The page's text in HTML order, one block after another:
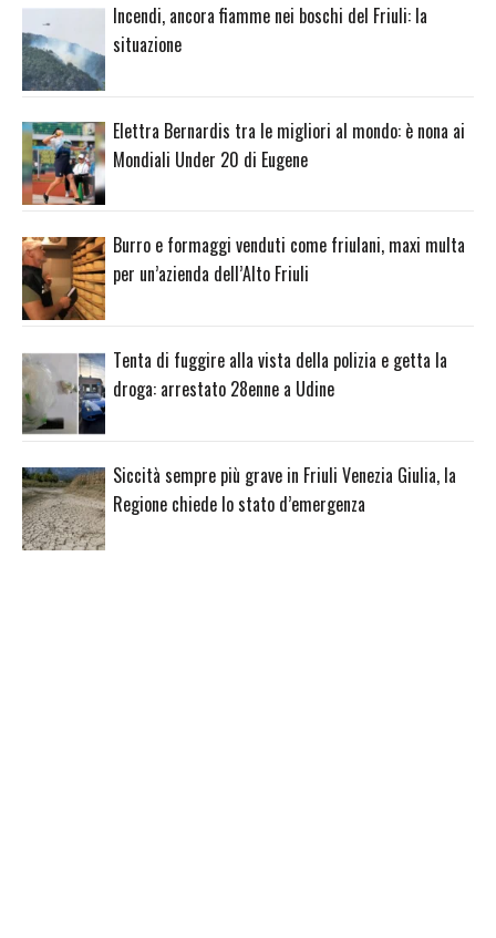
Incendi, ancora fiamme nei boschi del Friuli: la
situazione
Elettra Bernardis tra le migliori al mondo: è nona ai
Mondiali Under 20 di Eugene
Burro e formaggi venduti come friulani, maxi multa
per un’azienda dell’Alto Friuli
Tenta di fuggire alla vista della polizia e getta la
droga: arrestato 28enne a Udine
Siccità sempre più grave in Friuli Venezia Giulia, la
Regione chiede lo stato d’emergenza